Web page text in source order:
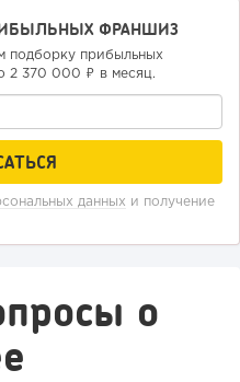
ФРАНШИЗ
подборку прибыльных
2 370 000 ₽ в месяц.
данных и получение
о